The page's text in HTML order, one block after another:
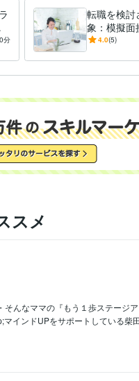
/ カウンセラー・コーチ
/ キャリア・資格アドバイザー
取得年 : 2017年
: 2009年
年
相談
~ 2007年2月
分
転職を検討
象：模擬面
前で話す
4.0(5)
スメ
んなママの『もう１歩ステージ
インドUPをサポートしている柴